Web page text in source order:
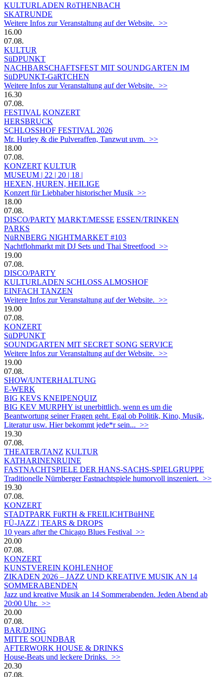
KULTURLADEN RöTHENBACH
SKATRUNDE
Weitere Infos zur Veranstaltung auf der Website. >>
16.00
07.08.
KULTUR
SüDPUNKT
NACHBARSCHAFTSFEST MIT SOUNDGARTEN IM
SüDPUNKT-GäRTCHEN
Weitere Infos zur Veranstaltung auf der Website. >>
16.30
07.08.
FESTIVAL KONZERT
HERSBRUCK
SCHLOSSHOF FESTIVAL 2026
Mr. Hurley & die Pulveraffen, Tanzwut uvm. >>
18.00
07.08.
KONZERT KULTUR
MUSEUM | 22 | 20 | 18 |
HEXEN, HUREN, HEILIGE
Konzert für Liebhaber historischer Musik >>
18.00
07.08.
DISCO/PARTY MARKT/MESSE ESSEN/TRINKEN
PARKS
NüRNBERG NIGHTMARKET #103
Nachtflohmarkt mit DJ Sets und Thai Streetfood >>
19.00
07.08.
DISCO/PARTY
KULTURLADEN SCHLOSS ALMOSHOF
EINFACH TANZEN
Weitere Infos zur Veranstaltung auf der Website. >>
19.00
07.08.
KONZERT
SüDPUNKT
SOUNDGARTEN MIT SECRET SONG SERVICE
Weitere Infos zur Veranstaltung auf der Website. >>
19.00
07.08.
SHOW/UNTERHALTUNG
E-WERK
BIG KEVS KNEIPENQUIZ
BIG KEV MURPHY ist unerbittlich, wenn es um die
Beantwortung seiner Fragen geht. Egal ob Politik, Kino, Musik,
Literatur usw. Hier bekommt jede*r sein... >>
19.30
07.08.
THEATER/TANZ KULTUR
KATHARINENRUINE
FASTNACHTSPIELE DER HANS-SACHS-SPIELGRUPPE
Traditionelle Nürnberger Fastnachtspiele humorvoll inszeniert. >>
19.30
07.08.
KONZERT
STADTPARK FüRTH & FREILICHTBüHNE
FÜ-JAZZ | TEARS & DROPS
10 years after the Chicago Blues Festival >>
20.00
07.08.
KONZERT
KUNSTVEREIN KOHLENHOF
ZIKADEN 2026 – JAZZ UND KREATIVE MUSIK AN 14
SOMMERABENDEN
Jazz und kreative Musik an 14 Sommerabenden. Jeden Abend ab
20:00 Uhr. >>
20.00
07.08.
BAR/DJING
MITTE SOUNDBAR
AFTERWORK HOUSE & DRINKS
House-Beats und leckere Drinks. >>
20.30
07.08.